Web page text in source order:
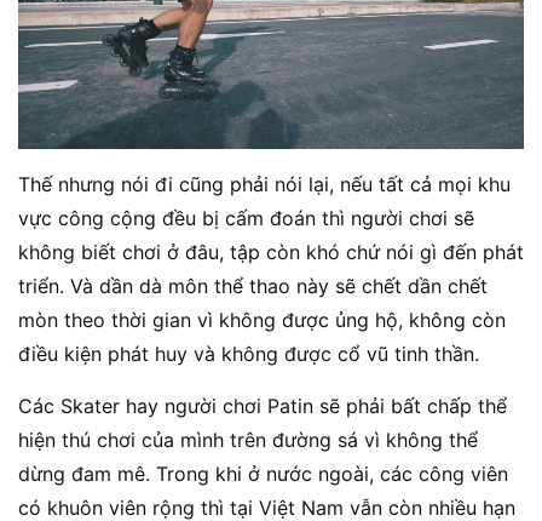
Thế nhưng nói đi cũng phải nói lại, nếu tất cả mọi khu
vực công cộng đều bị cấm đoán thì người chơi sẽ
không biết chơi ở đâu, tập còn khó chứ nói gì đến phát
triển. Và dần dà môn thể thao này sẽ chết dần chết
mòn theo thời gian vì không được ủng hộ, không còn
điều kiện phát huy và không được cổ vũ tinh thần.
Các Skater hay người chơi Patin sẽ phải bất chấp thể
hiện thú chơi của mình trên đường sá vì không thể
dừng đam mê. Trong khi ở nước ngoài, các công viên
có khuôn viên rộng thì tại Việt Nam vẫn còn nhiều hạn